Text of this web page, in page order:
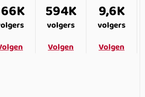
594K
volgers
Volgen
9,6K
volgers
Volgen